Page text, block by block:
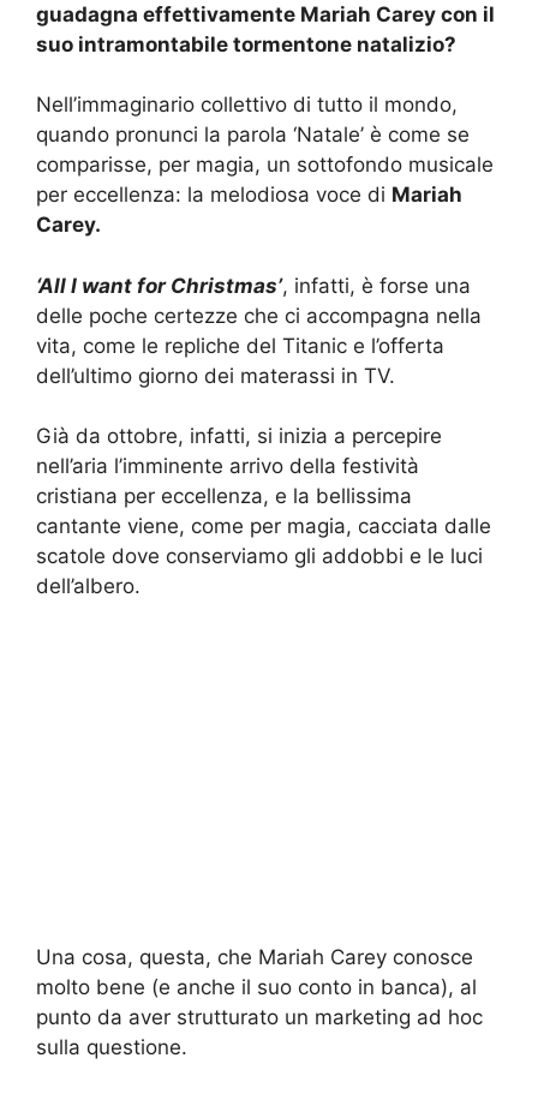
guadagna effettivamente Mariah Carey con il
suo intramontabile tormentone natalizio?
Nell’immaginario collettivo di tutto il mondo,
quando pronunci la parola ‘Natale’ è come se
comparisse, per magia, un sottofondo musicale
per eccellenza: la melodiosa voce di Mariah
Carey.
‘All I want for Christmas’, infatti, è forse una
delle poche certezze che ci accompagna nella
vita, come le repliche del Titanic e l’offerta
dell’ultimo giorno dei materassi in TV.
Già da ottobre, infatti, si inizia a percepire
nell’aria l’imminente arrivo della festività
cristiana per eccellenza, e la bellissima
cantante viene, come per magia, cacciata dalle
scatole dove conserviamo gli addobbi e le luci
dell’albero.
Una cosa, questa, che Mariah Carey conosce
molto bene (e anche il suo conto in banca), al
punto da aver strutturato un marketing ad hoc
sulla questione.